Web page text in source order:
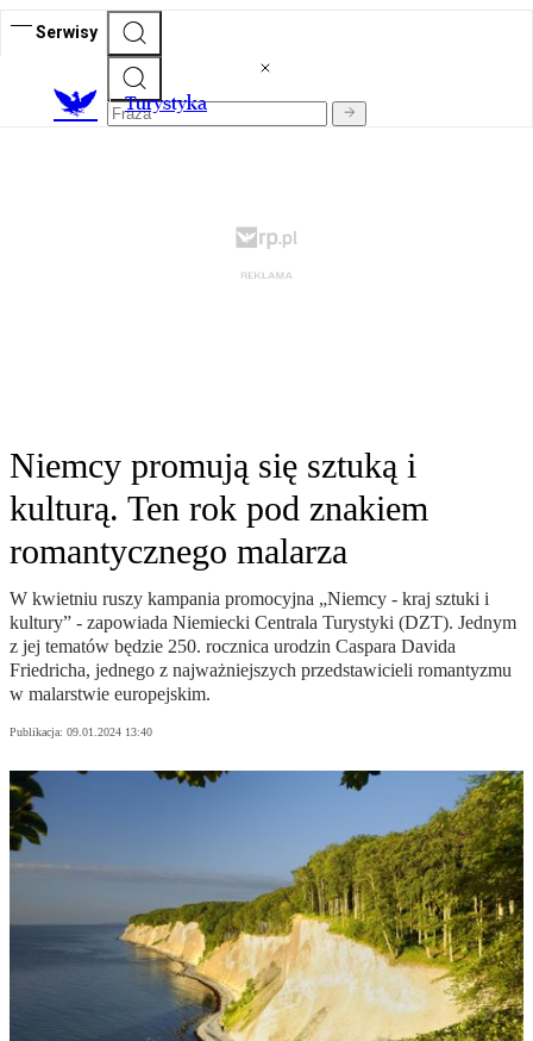
Serwisy
Turystyka
Niemcy promują się sztuką i
kulturą. Ten rok pod znakiem
romantycznego malarza
W kwietniu ruszy kampania promocyjna „Niemcy - kraj sztuki i
kultury” - zapowiada Niemiecki Centrala Turystyki (DZT). Jednym
z jej tematów będzie 250. rocznica urodzin Caspara Davida
Friedricha, jednego z najważniejszych przedstawicieli romantyzmu
w malarstwie europejskim.
Publikacja: 09.01.2024 13:40